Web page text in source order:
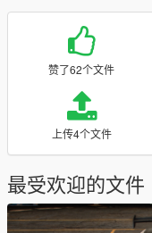
赞了62个文件
上传4个文件
最受欢迎的文件